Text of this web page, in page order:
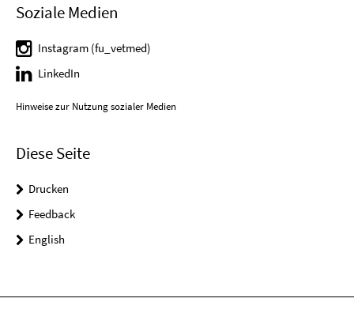
Soziale Medien
Instagram (fu_vetmed)
LinkedIn
Hinweise zur Nutzung sozialer Medien
Diese Seite
Drucken
Feedback
English